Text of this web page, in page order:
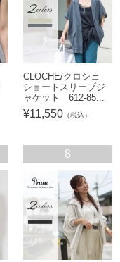
CLOCHE/クロシェ
ショートスリーブジ
ャケット 612-85...
¥11,550（税込）
8